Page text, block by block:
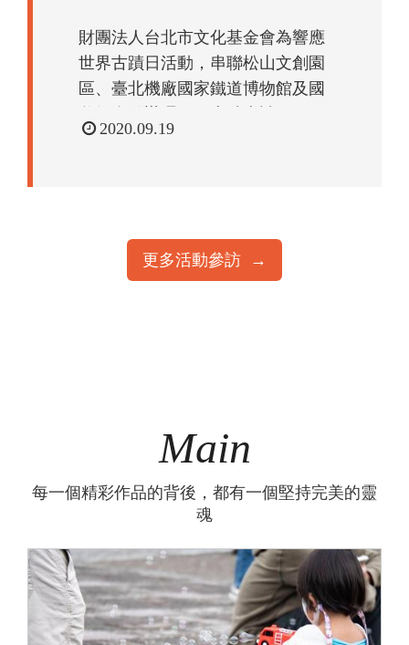
財團法人台北市文化基金會為響應
世界古蹟日活動，串聯松山文創園
區、臺北機廠國家鐵道博物館及國
日
2020.09.19
更多活動參訪
Main
每一個精彩作品的背後，都有一個堅持完美的靈
魂